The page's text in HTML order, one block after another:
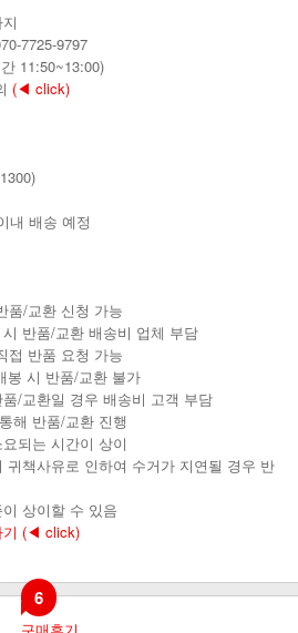
7725-9797
11:50~13:00)
(◀ click)
내 배송 예정
품/교환 신청 가능
반품/교환 배송비 업체 부담
접 반품 요청 가능
봉 시 반품/교환 불가
/교환일 경우 배송비 고객 부담
해 반품/교환 진행
되는 시간이 상이
귀책사유로 인하여 수거가 지연될 경우 반
상이할 수 있음
(◀ click)
6